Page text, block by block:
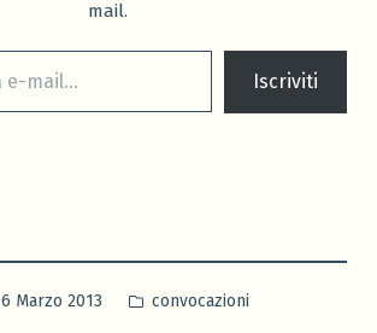
mail.
Iscriviti
6 Marzo 2013
Pubblicato
convocazioni